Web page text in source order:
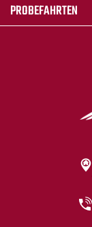
PROBEFAHRTEN